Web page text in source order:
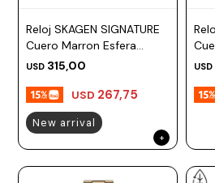
Reloj SKAGEN SIGNATURE
Cuero Marron Esfera
40mm
USD 315,00
USD 267,75
New arrival
USD